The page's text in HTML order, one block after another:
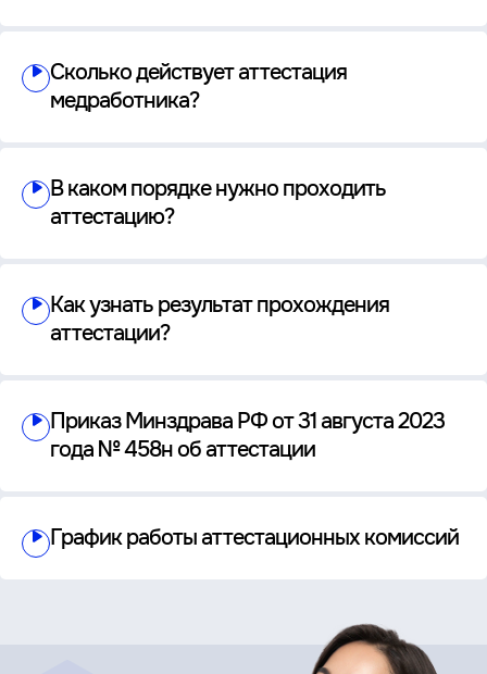
Сколько действует аттестация
медработника?
В каком порядке нужно проходить
аттестацию?
Как узнать результат прохождения
аттестации?
Приказ Минздрава РФ от 31 августа 2023
года № 458н об аттестации
График работы аттестационных комиссий